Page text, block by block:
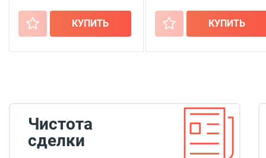
+ КУПИТЬ + КУПИТЬ
Чистота
сделки